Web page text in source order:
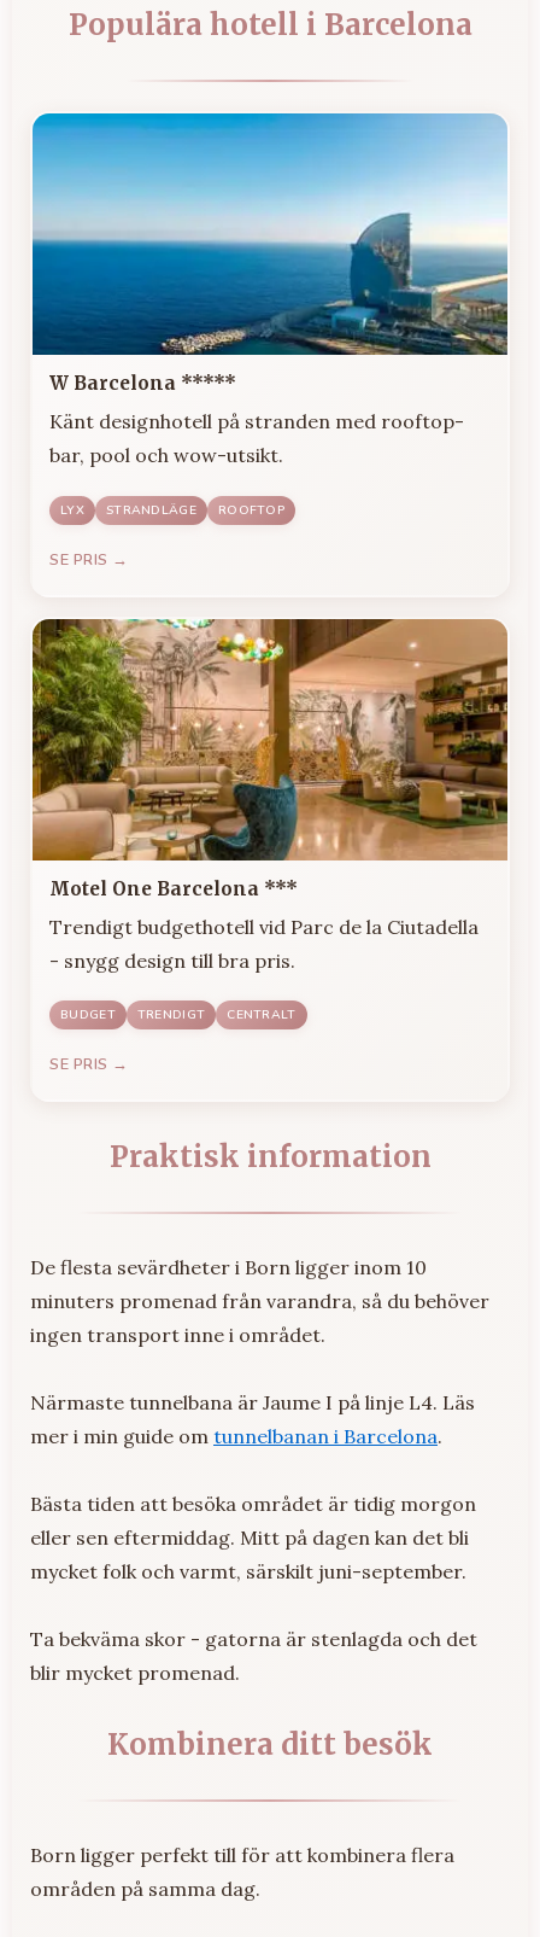
Populära hotell i Barcelona
W Barcelona *****
Känt designhotell på stranden med rooftop-
bar, pool och wow-utsikt.
LYX STRANDLÄGE ROOFTOP
SE PRIS →
Motel One Barcelona ***
Trendigt budgethotell vid Parc de la Ciutadella
- snygg design till bra pris.
BUDGET TRENDIGT CENTRALT
SE PRIS →
Praktisk information
De flesta sevärdheter i Born ligger inom 10
minuters promenad från varandra, så du behöver
ingen transport inne i området.
Närmaste tunnelbana är Jaume I på linje L4. Läs
mer i min guide om tunnelbanan i Barcelona.
Bästa tiden att besöka området är tidig morgon
eller sen eftermiddag. Mitt på dagen kan det bli
mycket folk och varmt, särskilt juni-september.
Ta bekväma skor - gatorna är stenlagda och det
blir mycket promenad.
Kombinera ditt besök
Born ligger perfekt till för att kombinera flera
områden på samma dag.